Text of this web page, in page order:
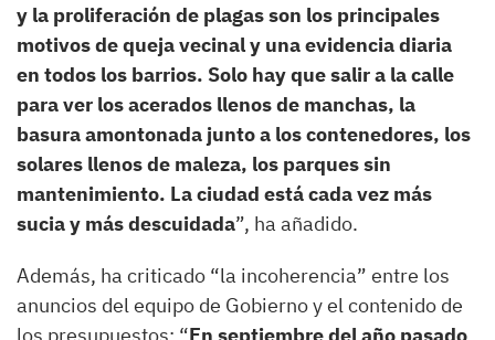
y la proliferación de plagas son los principales
motivos de queja vecinal y una evidencia diaria
en todos los barrios. Solo hay que salir a la calle
para ver los acerados llenos de manchas, la
basura amontonada junto a los contenedores, los
solares llenos de maleza, los parques sin
mantenimiento. La ciudad está cada vez más
sucia y más descuidada”, ha añadido.
Además, ha criticado “la incoherencia” entre los
anuncios del equipo de Gobierno y el contenido de
los presupuestos: “En septiembre del año pasado